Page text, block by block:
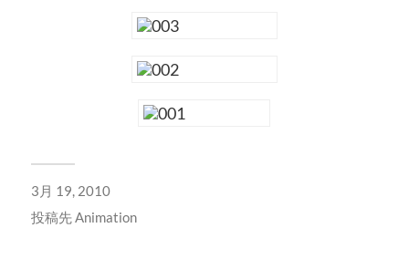
3月 19, 2010
投稿先Animation